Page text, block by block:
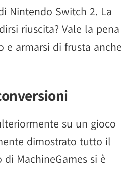
Nintendo Switch 2. La
riuscita? Vale la pena
e armarsi di frusta anche
su un gioco
dimostrato tutto il
MachineGames si è